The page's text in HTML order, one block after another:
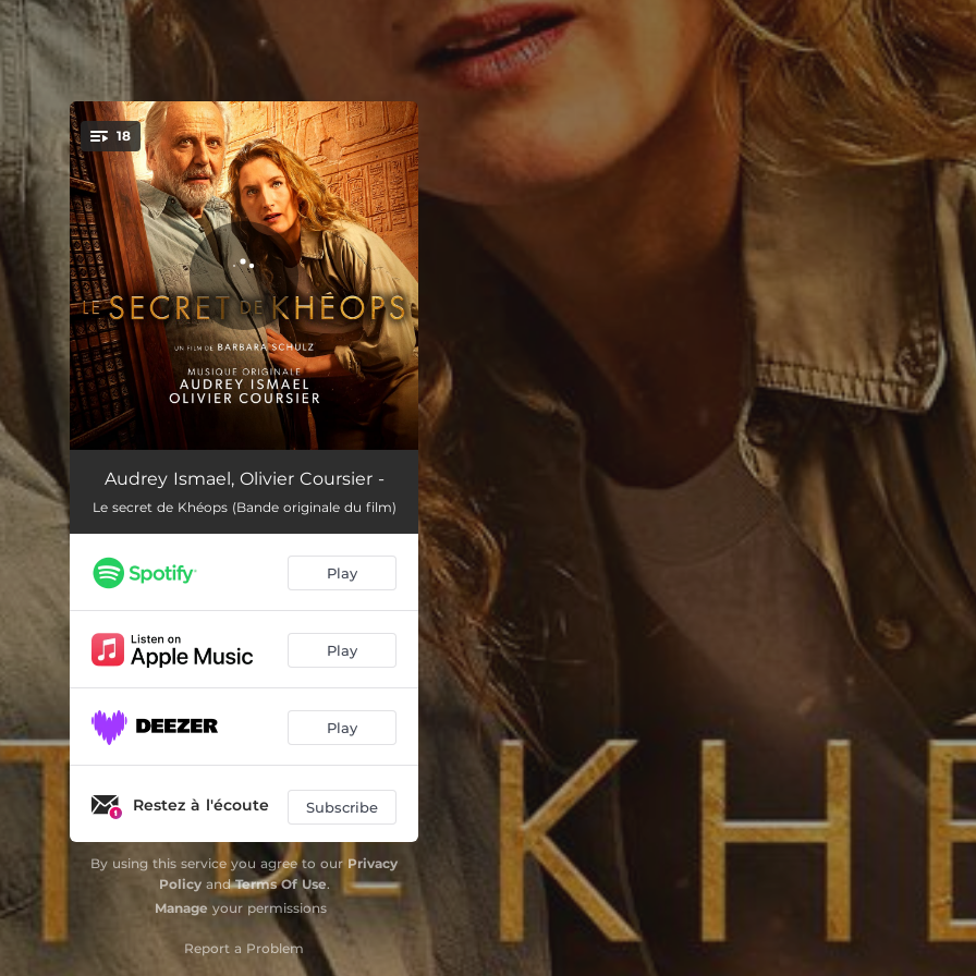
You're all set!
18
Le retour en Egypte 01:50
Devant les pyramides 01:36
Les cahiers d'Isis 00:42
Le Louvre 00:42
Bingo à Monaco 00:59
Voyage dans le temps 00:49
Cache-cache 03:05
Catherine et Markus 02:18
La Malmaison
Exploration souterraine
Audrey Ismael, Olivier Coursier -
Le secret de Khéops (Bande originale du film)
Play
Play
Play
Restez à l'écoute Subscribe
By using this service you agree to our Privacy
PolicyandTerms Of Use.
Manage your permissions
Report a Problem